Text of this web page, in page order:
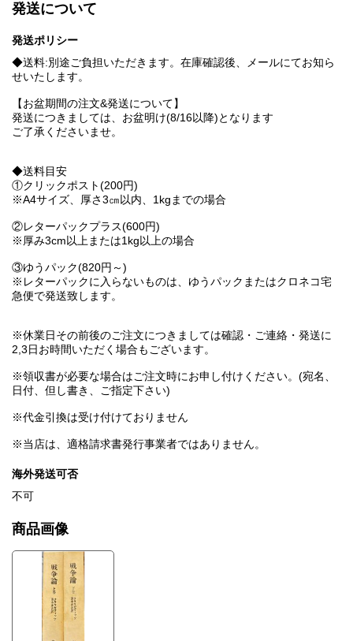
発送について
発送ポリシー
◆送料:別途ご負担いただきます。在庫確認後、メールにてお知ら
せいたします。
【お盆期間の注文&発送について】
発送につきましては、お盆明け(8/16以降)となります
ご了承くださいませ。
◆送料目安
①クリックポスト(200円)
※A4サイズ、厚さ3㎝以内、1kgまでの場合
②レターパックプラス(600円)
※厚み3cm以上または1kg以上の場合
③ゆうパック(820円～)
※レターパックに入らないものは、ゆうパックまたはクロネコ宅
急便で発送致します。
※休業日その前後のご注文につきましては確認・ご連絡・発送に
2,3日お時間いただく場合もございます。
※領収書が必要な場合はご注文時にお申し付けください。(宛名、
日付、但し書き、ご指定下さい)
※代金引換は受け付けておりません
※当店は、適格請求書発行事業者ではありません。
海外発送可否
不可
商品画像